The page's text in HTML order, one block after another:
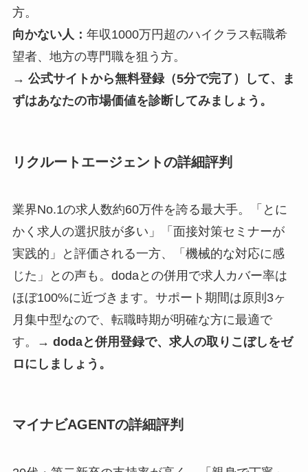
方。
向かない人： 年収1000万円超のハイクラス転職希
望者、地方の専門職を狙う方。
→ 公式サイトから無料登録（5分で完了）して、ま
ずはあなたの市場価値を診断してみましょう。
リクルートエージェントの詳細評判
業界No.1の求人数約60万件を誇る最大手。「とに
かく求人の選択肢が多い」「面接対策セミナーが
実践的」と評価される一方、「機械的な対応に感
じた」との声も。dodaとの併用で求人カバー率は
ほぼ100%に近づきます。サポート期間は原則3ヶ
月集中型なので、転職時期が明確な方に最適で
す。
→ dodaと併用登録で、求人の取りこぼしをゼ
ロにしましょう。
マイナビAGENTの詳細評判